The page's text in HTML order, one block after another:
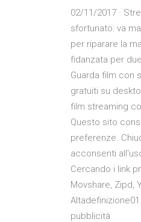
02/11/2017 ·
sfortunato: va
per riparare la
fidanzata per
Guarda film con
gratuiti su
film streaming
Questo sito
preferenze.
acconsenti
Cercando i link
Movshare, Zipd,
pubblicità